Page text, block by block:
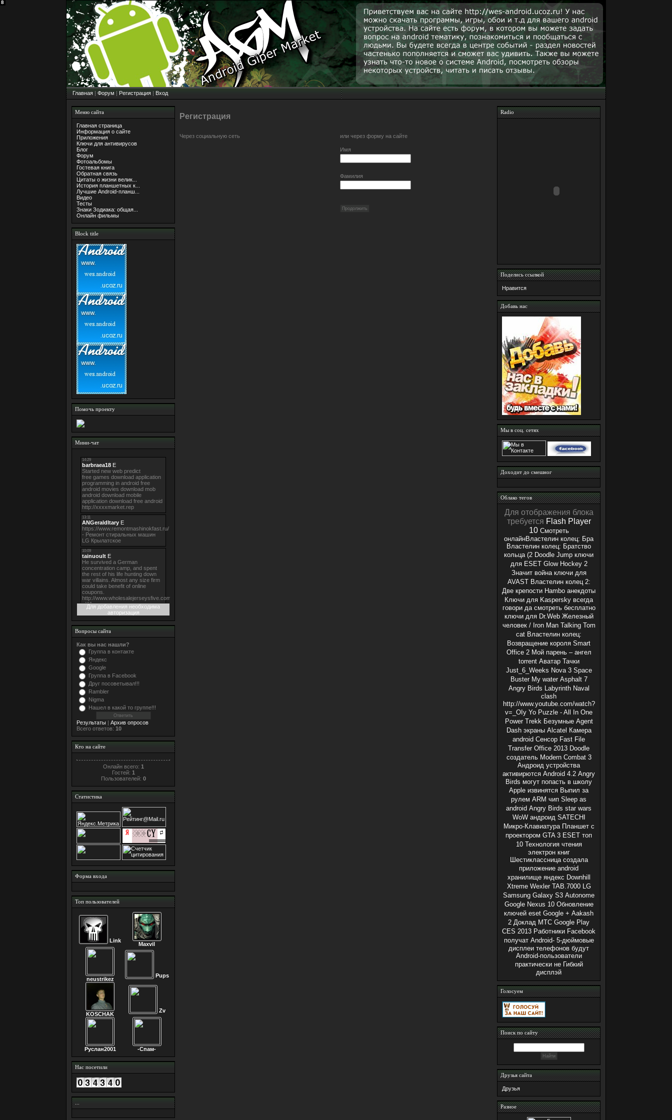
Главная|Форум|Регистрация|Вход
Меню сайта
Главная страница
Информация о сайте
Приложения
Ключи для антивирусов
Блог
Форум
Фотоальбомы
Гостевая книга
Обратная связь
Цитаты о жизни велик...
История планшетных к...
Лучшие Android-планш...
Видео
Тесты
Знаки Зодиака: общая...
Онлайн фильмы
Block title
Помочь проекту
Мини-чат
Для добавления необходима
авторизация
Вопросы сайта
Как вы нас нашли?
Группа в контакте
Яндекс
Google
Группа в Facebook
Друг посоветывал!!!
Rambler
Nigma
Нашел в какой то группе!!!
Результаты | Архив опросов
Всего ответов: 10
Кто на сайте
Онлайн всего: 1
Гостей: 1
Пользователей: 0
Статистика
Форма входа
Топ пользователей
Link
1
Maxvil
2
neustrikez
3
Pups
4
KOSCHAK
5
Zv
6
Руслан2001
7
-Спам-
8
Нас посетили
...
Регистрация
Через социальную сеть или через форму на сайте
Имя
Фамилия
Radio
Поделись ссылкой
Нравится
Добавь нас
Мы в соц. сетях
Доходит до смешног
Облако тегов
Для отображения блока
требуется Flash Player
10 Смотреть
онлайнВластелин колец: Бра
Властелин колец: Братство
кольца (2 Doodle Jump ключи
для ESET Glow Hockey 2
Значит война ключи для
AVAST Властелин колец 2:
Две крепости Hambo анекдоты
Ключи для Kaspersky всегда
говори да смотреть бесплатно
ключи для Dr.Web Железный
человек / Iron Man Talking Tom
cat Властелин колец:
Возвращение короля Smart
Office 2 Мой парень – ангел
torrent Аватар Тачки
Just_6_Weeks Nova 3 Space
Buster My water Asphalt 7
Angry Birds Labyrinth Naval
clash
http://www.youtube.com/watch?
v=_OIy Yo Puzzle - All In One
Power Trekk Безумные Agent
Dash экраны Alcatel Камера
android Сенсор Fast File
Transfer Office 2013 Doodle
создатель Modern Combat 3
Андроид устройства
активирются Android 4.2 Angry
Birds могут попасть в школу
Apple извинятся Выпил за
рулем ARM чип Sleep as
android Angry Birds star wars
WoW андроид SATECHI
Микро-Клавиатура Планшет с
проектором GTA 3 ESET топ
10 Технология чтения
электрон книг
Шестиклассница создала
приложение android
хранилище яндекс Downhill
Xtreme Wexler TAB.7000 LG
Samsung Galaxy S3 Autonome
Google Nexus 10 Обновление
ключей eset Google + Aakash
2 Доклад МТС Google Play
CES 2013 Работники Facebook
получат Android- 5-дюймовые
дисплеи телефонов будут
Android-пользователи
практически не Гибкий
дисплэй
Голосуем
Поиск по сайту
Друзья сайта
Друзья
Разное